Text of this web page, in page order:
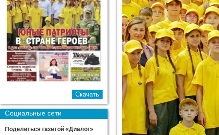
Социальные сети
Поделиться газетой «Диалог»